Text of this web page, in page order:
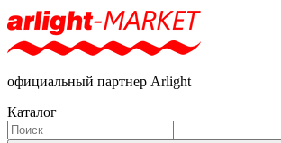
официальный партнер Arlight
Каталог